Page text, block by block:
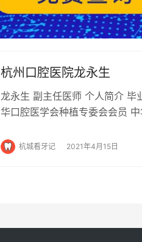
杭州口腔医院龙永生
龙永生 副主任医师 个人简介
华口腔医学会种植专委会会员
杭城看牙记 2021年4月15日